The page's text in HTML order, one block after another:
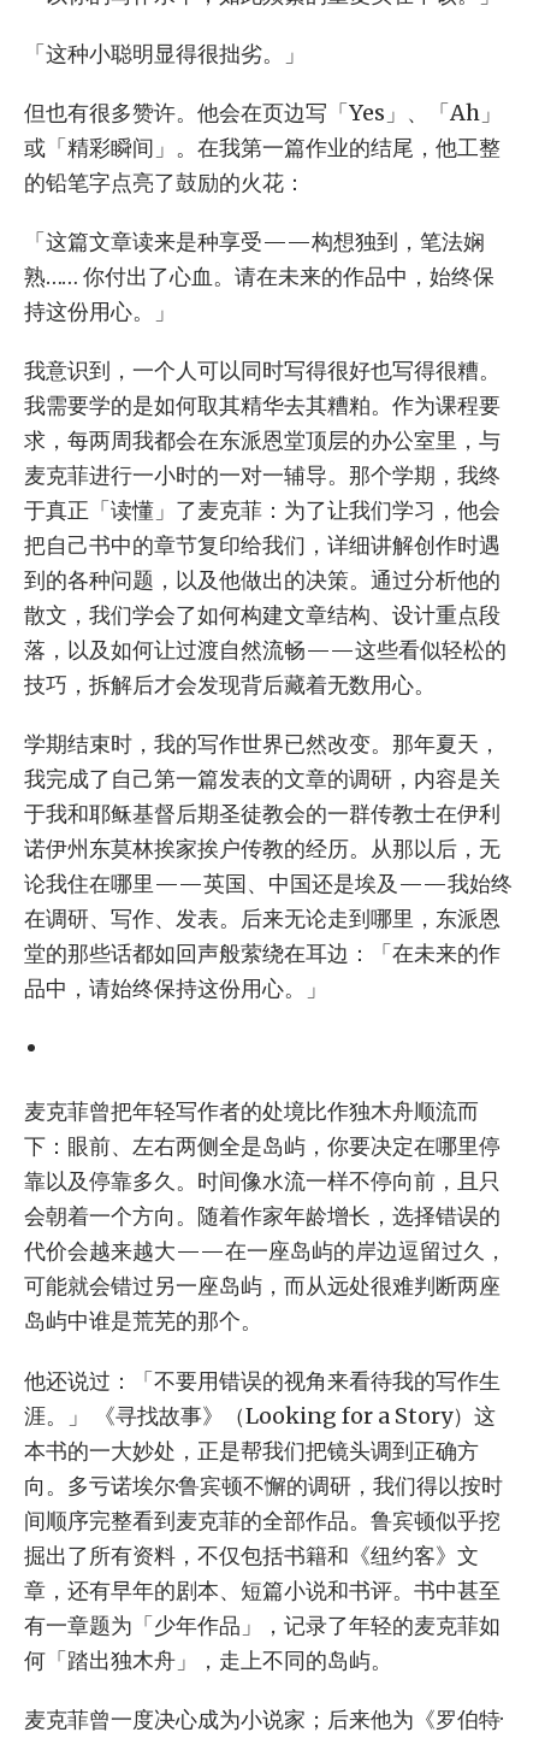
「这种小聪明显得很拙劣。」
但也有很多赞许。他会在页边写「Yes」、「Ah」
或「精彩瞬间」。在我第一篇作业的结尾，他工整
的铅笔字点亮了鼓励的火花：
「这篇文章读来是种享受——构想独到，笔法娴
熟…… 你付出了心血。请在未来的作品中，始终保
持这份用心。」
我意识到，一个人可以同时写得很好也写得很糟。
我需要学的是如何取其精华去其糟粕。作为课程要
求，每两周我都会在东派恩堂顶层的办公室里，与
麦克菲进行一小时的一对一辅导。那个学期，我终
于真正「读懂」了麦克菲：为了让我们学习，他会
把自己书中的章节复印给我们，详细讲解创作时遇
到的各种问题，以及他做出的决策。通过分析他的
散文，我们学会了如何构建文章结构、设计重点段
落，以及如何让过渡自然流畅——这些看似轻松的
技巧，拆解后才会发现背后藏着无数用心。
学期结束时，我的写作世界已然改变。那年夏天，
我完成了自己第一篇发表的文章的调研，内容是关
于我和耶稣基督后期圣徒教会的一群传教士在伊利
诺伊州东莫林挨家挨户传教的经历。从那以后，无
论我住在哪里——英国、中国还是埃及——我始终
在调研、写作、发表。后来无论走到哪里，东派恩
堂的那些话都如回声般萦绕在耳边：「在未来的作
品中，请始终保持这份用心。」
麦克菲曾把年轻写作者的处境比作独木舟顺流而
下：眼前、左右两侧全是岛屿，你要决定在哪里停
靠以及停靠多久。时间像水流一样不停向前，且只
会朝着一个方向。随着作家年龄增长，选择错误的
代价会越来越大——在一座岛屿的岸边逗留过久，
可能就会错过另一座岛屿，而从远处很难判断两座
岛屿中谁是荒芜的那个。
他还说过：「不要用错误的视角来看待我的写作生
涯。」 《寻找故事》（Looking for a Story）这
本书的一大妙处，正是帮我们把镜头调到正确方
向。多亏诺埃尔·鲁宾顿不懈的调研，我们得以按时
间顺序完整看到麦克菲的全部作品。鲁宾顿似乎挖
掘出了所有资料，不仅包括书籍和《纽约客》文
章，还有早年的剧本、短篇小说和书评。书中甚至
有一章题为「少年作品」，记录了年轻的麦克菲如
何「踏出独木舟」，走上不同的岛屿。
麦克菲曾一度决心成为小说家；后来他为《罗伯特·